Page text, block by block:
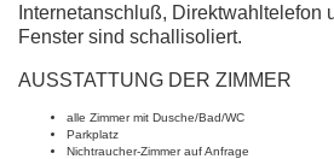
Internetanschluß, Direktwahltelefon
Fenster sind schallisoliert.
AUSSTATTUNG DER ZIMMER
alle Zimmer mit Dusche/Bad/WC
Parkplatz
Nichtraucher-Zimmer auf Anfrage